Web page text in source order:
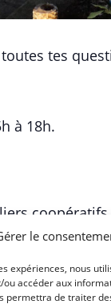
le
expériences, nous
accéder aux
permettra de traiter
tes
à 18h.
s’engager ou